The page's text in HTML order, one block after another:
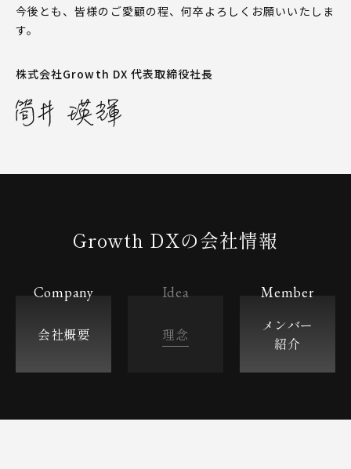
今後とも、皆様のご愛顧の程、何卒よろしくお願いいたしま
す。
株式会社Growth DX 代表取締役社長
Growth DXの会社情報
Company
会社概要
Idea
理念
Member
メンバー
紹介